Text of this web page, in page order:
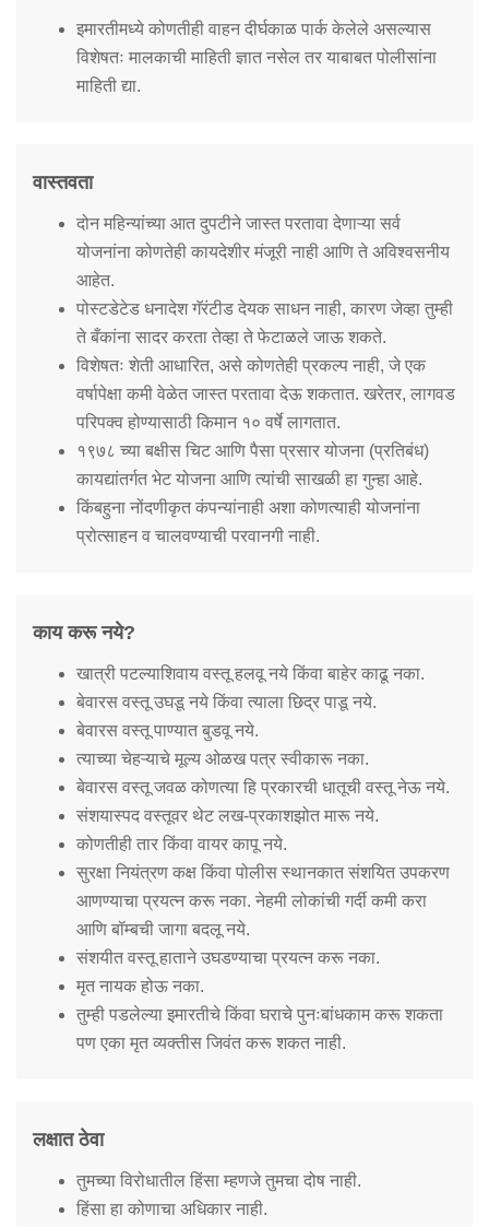
इमारतीमध्ये कोणतीही वाहन दीर्घकाळ पार्क केलेले असल्यास
विशेषतः मालकाची माहिती ज्ञात नसेल तर याबाबत पोलीसांना
माहिती द्या.
वास्तवता
दोन महिन्यांच्या आत दुपटीने जास्त परतावा देणाऱ्या सर्व
योजनांना कोणतेही कायदेशीर मंजूरी नाही आणि ते अविश्वसनीय
आहेत.
पोस्टडेटेड धनादेश गॅरंटीड देयक साधन नाही, कारण जेव्हा तुम्ही
ते बँकांना सादर करता तेव्हा ते फेटाळले जाऊ शकते.
विशेषतः शेती आधारित, असे कोणतेही प्रकल्प नाही, जे एक
वर्षापेक्षा कमी वेळेत जास्त परतावा देऊ शकतात. खरेतर, लागवड
परिपक्व होण्यासाठी किमान १० वर्षे लागतात.
१९७८ च्या बक्षीस चिट आणि पैसा प्रसार योजना (प्रतिबंध)
कायद्यांतर्गत भेट योजना आणि त्यांची साखळी हा गुन्हा आहे.
किंबहुना नोंदणीकृत कंपन्यांनाही अशा कोणत्याही योजनांना
प्रोत्साहन व चालवण्याची परवानगी नाही.
काय करू नये?
खात्री पटल्याशिवाय वस्तू हलवू नये किंवा बाहेर काढू नका.
बेवारस वस्तू उघडू नये किंवा त्याला छिद्र पाडू नये.
बेवारस वस्तू पाण्यात बुडवू नये.
त्याच्या चेहऱ्याचे मूल्य ओळख पत्र स्वीकारू नका.
बेवारस वस्तू जवळ कोणत्या हि प्रकारची धातूची वस्तू नेऊ नये.
संशयास्पद वस्तूवर थेट लख-प्रकाशझोत मारू नये.
कोणतीही तार किंवा वायर कापू नये.
सुरक्षा नियंत्रण कक्ष किंवा पोलीस स्थानकात संशयित उपकरण
आणण्याचा प्रयत्न करू नका. नेहमी लोकांची गर्दी कमी करा
आणि बॉम्बची जागा बदलू नये.
संशयीत वस्तू हाताने उघडण्याचा प्रयत्न करू नका.
मृत नायक होऊ नका.
तुम्ही पडलेल्या इमारतीचे किंवा घराचे पुनःबांधकाम करू शकता
पण एका मृत व्यक्तीस जिवंत करू शकत नाही.
लक्षात ठेवा
तुमच्या विरोधातील हिंसा म्हणजे तुमचा दोष नाही.
हिंसा हा कोणाचा अधिकार नाही.